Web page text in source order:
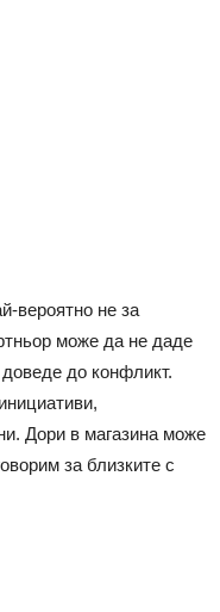
вероятно не за
може да не даде
до конфликт.
Дори в магазина може
за близките с